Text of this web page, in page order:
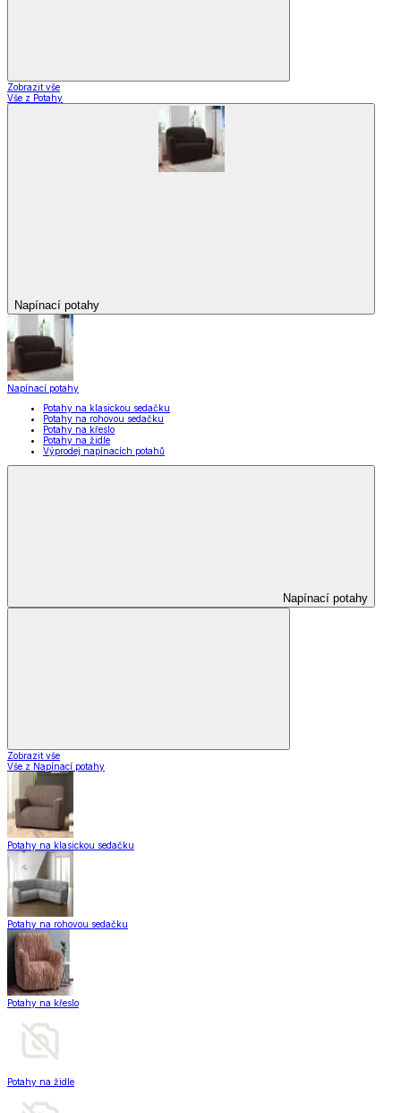
Zobrazit vše
Vše z Potahy
Napínací potahy
Napínací potahy
Potahy na klasickou sedačku
Potahy na rohovou sedačku
Potahy na křeslo
Potahy na židle
Výprodej napínacích potahů
Napínací potahy
Zobrazit vše
Vše z Napínací potahy
Potahy na klasickou sedačku
Potahy na rohovou sedačku
Potahy na křeslo
Potahy na židle